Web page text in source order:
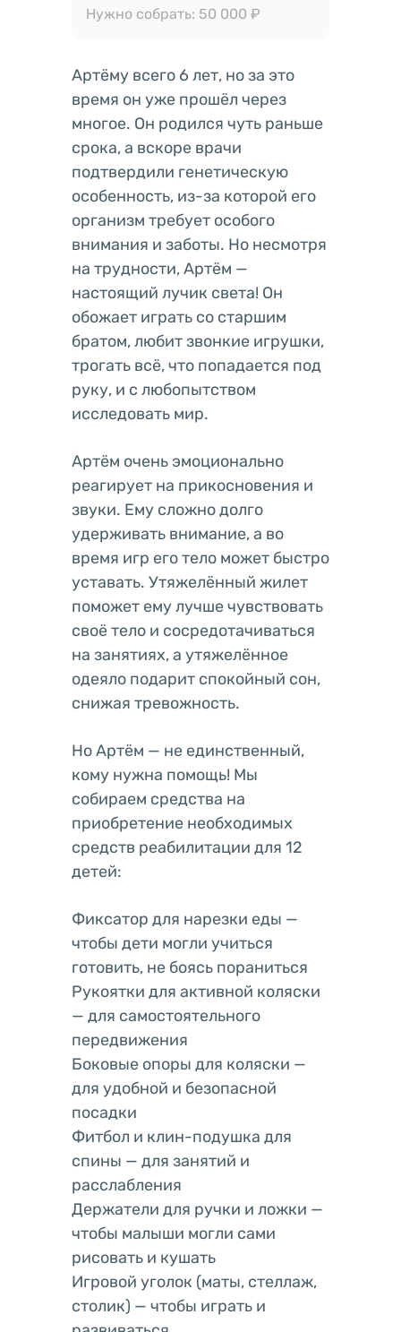
Нужно собрать: 50 000 ₽
Артёму всего 6 лет, но за это
время он уже прошёл через
многое. Он родился чуть раньше
срока, а вскоре врачи
подтвердили генетическую
особенность, из-за которой его
организм требует особого
внимания и заботы. Но несмотря
на трудности, Артём —
настоящий лучик света! Он
обожает играть со старшим
братом, любит звонкие игрушки,
трогать всё, что попадается под
руку, и с любопытством
исследовать мир.
Артём очень эмоционально
реагирует на прикосновения и
звуки. Ему сложно долго
удерживать внимание, а во
время игр его тело может быстро
уставать. Утяжелённый жилет
поможет ему лучше чувствовать
своё тело и сосредотачиваться
на занятиях, а утяжелённое
одеяло подарит спокойный сон,
снижая тревожность.
Но Артём — не единственный,
кому нужна помощь! Мы
собираем средства на
приобретение необходимых
средств реабилитации для 12
детей:
Фиксатор для нарезки еды —
чтобы дети могли учиться
готовить, не боясь пораниться
Рукоятки для активной коляски
— для самостоятельного
передвижения
Боковые опоры для коляски —
для удобной и безопасной
посадки
Фитбол и клин-подушка для
спины — для занятий и
расслабления
Держатели для ручки и ложки —
чтобы малыши могли сами
рисовать и кушать
Игровой уголок (маты, стеллаж,
столик) — чтобы играть и